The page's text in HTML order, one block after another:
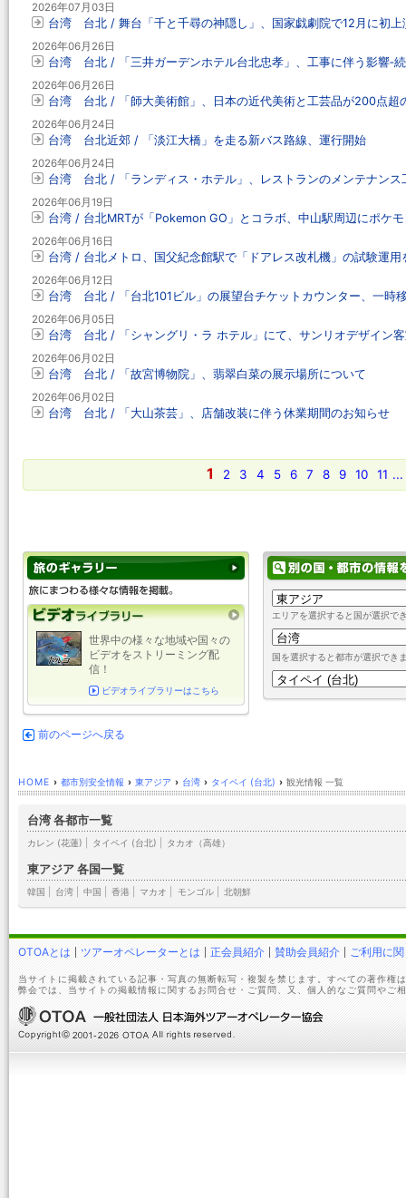
2026年07月03日
台湾 台北 / 舞台「千と千尋の神隠し」、国家戯劇院で12月に初上
2026年06月26日
台湾 台北 / 「三井ガーデンホテル台北忠孝」、工事に伴う影響‐
2026年06月26日
台湾 台北 / 「師大美術館」、日本の近代美術と工芸品が200点超
2026年06月24日
台湾 台北近郊 / 「淡江大橋」を走る新バス路線、運行開始
2026年06月24日
台湾 台北 / 「ランディス・ホテル」、レストランのメンテナンス
2026年06月19日
台湾 / 台北MRTが「Pokemon GO」とコラボ、中山駅周辺にポケ
2026年06月16日
台湾 / 台北メトロ、国父紀念館駅で「ドアレス改札機」の試験運用
2026年06月12日
台湾 台北 / 「台北101ビル」の展望台チケットカウンター、一時
2026年06月05日
台湾 台北 / 「シャングリ・ラ ホテル」にて、サンリオデザイン
2026年06月02日
台湾 台北 / 「故宮博物院」、翡翠白菜の展示場所について
2026年06月02日
台湾 台北 / 「大山茶芸」、店舗改装に伴う休業期間のお知らせ
1 2 3 4 5 6 7 8 9 10 11 ...
エリアを選択すると国が選択で
国を選択すると都市が選択でき
世界中の様々な地域や国々の
ビデオをストリーミング配
信！
ビデオライブラリーはこちら
前のページへ戻る
HOME › 都市別安全情報 › 東アジア › 台湾 › タイペイ (台北) › 観光情報 一覧
台湾 各都市一覧
カレン (花蓮) タイペイ (台北) タカオ（高雄）
東アジア 各国一覧
韓国 台湾 中国 香港 マカオ モンゴル| 北朝鮮
OTOAとは ツアーオペレーターとは 正会員紹介 賛助会員紹介 ご利用に
当サイトに掲載されている記事・写真の無断転写・複製を禁じます。すべての著作権
弊会では、当サイトの掲載情報に関するお問合せ・ご質問、又、個人的なご質問やご